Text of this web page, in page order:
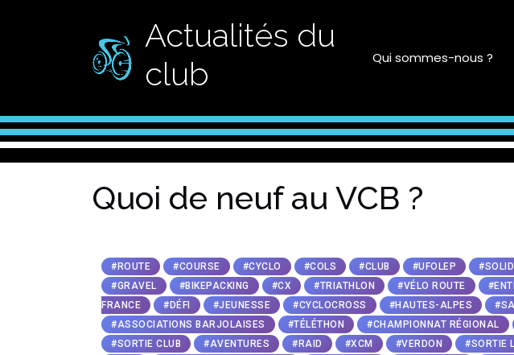
Actualités du
club
Qui sommes-nous ?
Quoi de neuf au VCB ?
#ROUTE #COURSE #CYCLO #COLS #CLUB #UFOLEP
#GRAVEL
#BIKEPACKING #CX #TRIATHLON #VÉLO ROUTE
FRANCE
#DÉFI #JEUNESSE #CYCLOCROSS #HAUTES-ALPES
#ASSOCIATIONS BARJOLAISES
#TÉLÉTHON #CHAMPIONNAT RÉGIONAL
#SORTIE CLUB
#AVENTURES #RAID #XCM #VERDON #SORTIE